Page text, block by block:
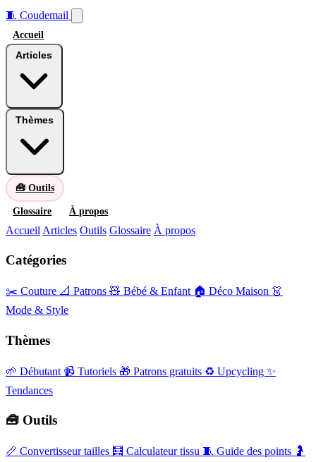
🧵 Coudemail
Accueil
🧰 Outils
Glossaire À propos
Accueil Articles Outils Glossaire À propos
Catégories
✂️ Couture 📐 Patrons 🧸 Bébé & Enfant 🏠 Déco Maison 👗
Mode & Style
Thèmes
🌱 Débutant 📹 Tutoriels 🎁 Patrons gratuits ♻️ Upcycling ✨
Tendances
🧰 Outils
📏 Convertisseur tailles 🧮 Calculateur tissu 🧵 Guide des points 🤰